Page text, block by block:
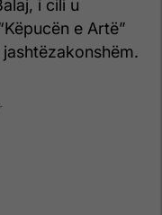
i cili u
e Artë”